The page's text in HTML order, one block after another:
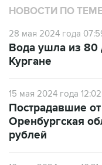
НОВОСТИ ПО ТЕМЕ
28 мая 2024 года
Вода ушла из 80
Кургане
15 мая 2024 года 12:02
Пострадавшие
Оренбургская
рублей